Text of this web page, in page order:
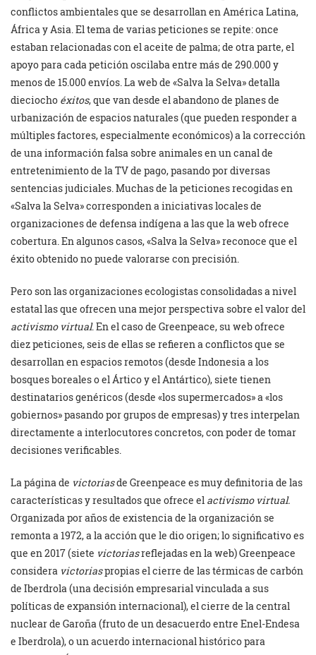
conflictos ambientales que se desarrollan en América Latina,
África y Asia. El tema de varias peticiones se repite: once
estaban relacionadas con el aceite de palma; de otra parte, el
apoyo para cada petición oscilaba entre más de 290.000 y
menos de 15.000 envíos. La web de «Salva la Selva» detalla
dieciocho éxitos, que van desde el abandono de planes de
urbanización de espacios naturales (que pueden responder a
múltiples factores, especialmente económicos) a la corrección
de una información falsa sobre animales en un canal de
entretenimiento de la TV de pago, pasando por diversas
sentencias judiciales. Muchas de la peticiones recogidas en
«Salva la Selva» corresponden a iniciativas locales de
organizaciones de defensa indígena a las que la web ofrece
cobertura. En algunos casos, «Salva la Selva» reconoce que el
éxito obtenido no puede valorarse con precisión.
Pero son las organizaciones ecologistas consolidadas a nivel
estatal las que ofrecen una mejor perspectiva sobre el valor del
activismo virtual. En el caso de Greenpeace, su web ofrece
diez peticiones, seis de ellas se refieren a conflictos que se
desarrollan en espacios remotos (desde Indonesia a los
bosques boreales o el Ártico y el Antártico), siete tienen
destinatarios genéricos (desde «los supermercados» a «los
gobiernos» pasando por grupos de empresas) y tres interpelan
directamente a interlocutores concretos, con poder de tomar
decisiones verificables.
La página de victoriasde Greenpeace es muy definitoria de las
características y resultados que ofrece el activismo virtual.
Organizada por años de existencia de la organización se
remonta a 1972, a la acción que le dio origen; lo significativo es
que en 2017 (siete victoriasreflejadas en la web) Greenpeace
considera victoriaspropias el cierre de las térmicas de carbón
de Iberdrola (una decisión empresarial vinculada a sus
políticas de expansión internacional), el cierre de la central
nuclear de Garoña (fruto de un desacuerdo entre Enel-Endesa
e Iberdrola), o un acuerdo internacional histórico para